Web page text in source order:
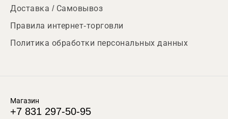
Доставка / Самовывоз
Правила интернет-торговли
Политика обработки персональных данных
Магазин
+7 831 297-50-95